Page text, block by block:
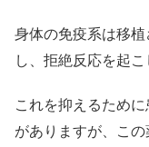
身体の免疫系は移
し、拒絶反応を起こ
これを抑えるため
がありますが、こ